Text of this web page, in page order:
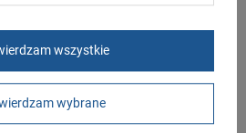
w
12
wybrane
wszystkie